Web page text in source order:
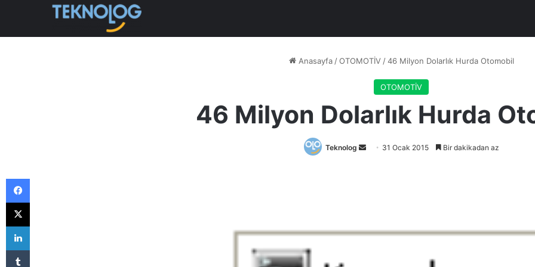
Anasayfa / OTOMOTİV / 46 Milyon Dolarlık Hurda Otomobil
OTOMOTİV
46 Milyon Dolarlık Hurda
Teknolog
Bir
31 Ocak 2015 Bir dakikadan az
Facebook
X
LinkedIn
Tumblr